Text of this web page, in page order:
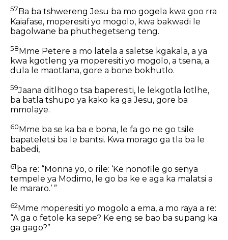
57 Ba ba tshwereng Jesu ba mo gogela kwa goo rra
Kaiafase, moperesiti yo mogolo, kwa bakwadi le
bagolwane ba phuthegetseng teng.
58Mme Petere a mo latela a saletse kgakala, a ya
kwa kgotleng ya moperesiti yo mogolo, a tsena, a
dula le maotlana, gore a bone bokhutlo.
59Jaana ditlhogo tsa baperesiti, le lekgotla lotlhe,
ba batla tshupo ya kako ka ga Jesu, gore ba
mmolaye.
60 Mme ba se ka ba e bona, le fa go ne go tsile
bapateletsi ba le bantsi. Kwa morago ga tla ba le
babedi,
61ba re: “Monna yo, o rile: ‘Ke nonofile go senya
tempele ya Modimo, le go ba ke e aga ka malatsi a
le mararo.’ ”
62 Mme moperesiti yo mogolo a ema, a mo raya a re:
“A ga o fetole ka sepe? Ke eng se bao ba supang ka
ga gago?”